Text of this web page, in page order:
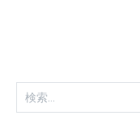
検
索: